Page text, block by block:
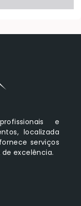
e
localizada
serviços
de excelência.